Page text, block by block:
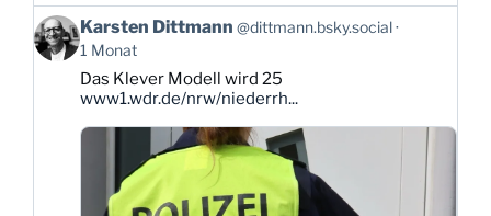
Beitrag
von
Karsten
Dittmann
Bluesky
Karsten Dittmann @dittmann.bsky.social
1 Monat
Das Klever Modell wird 25
www1.wdr.de/nrw/niederrh...